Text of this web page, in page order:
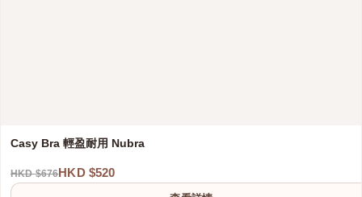
Casy Bra 輕盈耐用 Nubra
HKD $676HKD $520